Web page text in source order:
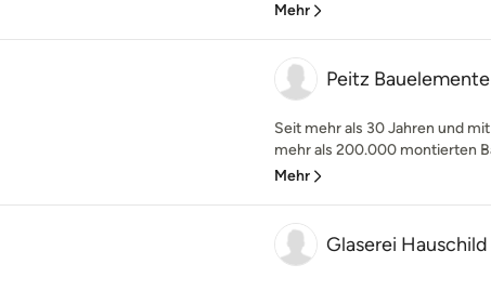
Mehr
Peitz
Seit mehr als 30 Jahren und
mehr als 200.000 montierten
Mehr
Glaserei